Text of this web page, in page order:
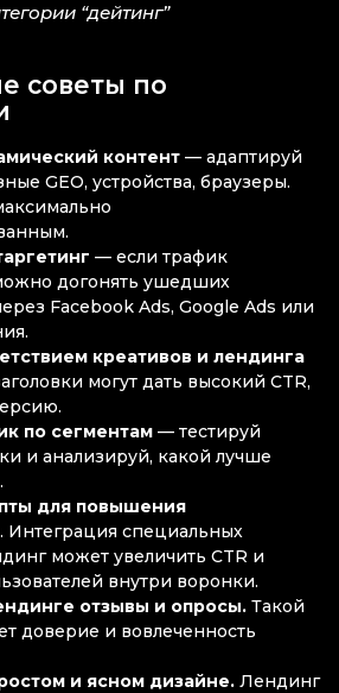
“дейтинг”
советы по
контент — адаптируй
GEO, устройства, браузеры.
— если трафик
догонять ушедших
Facebook Ads, Google Ads или
креативов и лендинга
могут дать высокий CTR,
по сегментам — тестируй
и анализируй, какой лучше
для повышения
. Интеграция специальных
может увеличить CTR и
внутри воронки.
отзывы и опросы. Такой
доверие и вовлеченность
и ясном дизайне. Лендинг